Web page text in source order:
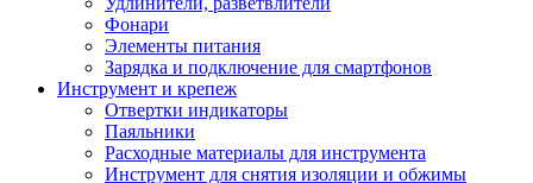
Фонари
Элементы питания
Зарядка и подключение для смартфонов
Инструмент и крепеж
Отвертки индикаторы
Паяльники
Расходные материалы для инструмента
Инструмент для снятия изоляции и обжимы